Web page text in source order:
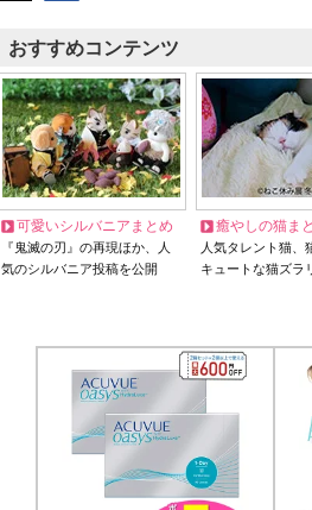
おすすめコンテンツ
可愛いシルバニアまとめ
『鬼滅の刃』の再現ほか、人
気のシルバニア投稿を公開
癒やしの猫ま
人気タレント猫
キュートな猫ズラ